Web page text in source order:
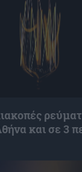
και σε 3